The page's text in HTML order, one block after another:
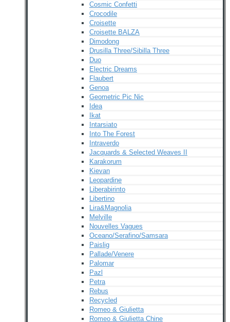
Cosmic Confetti
Crocodile
Croisette
Croisette BALZA
Dimodong
Drusilla Three/Sibilla Three
Duo
Electric Dreams
Flaubert
Genoa
Geometric Pic Nic
Idea
Ikat
Intarsiato
Into The Forest
Intraverdo
Jacquards & Selected Weaves II
Karakorum
Kievan
Leopardine
Liberabirinto
Libertino
Lira&Magnolia
Melville
Nouvelles Vagues
Oceano/Serafino/Samsara
Paislig
Pallade/Venere
Palomar
Pazl
Petra
Rebus
Recycled
Romeo & Giulietta
Romeo & Giulietta Chine